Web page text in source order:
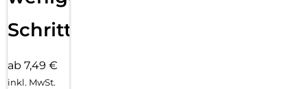
Schritten
ab 7,49 €
inkl. MwSt.